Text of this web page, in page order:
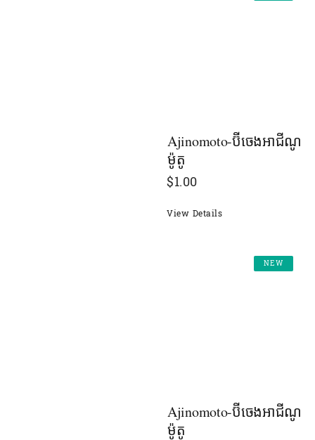
Ajinomoto-ប៊ីចេងអាជីណូ
ម៉ូតូ
$1.00
View Details
NEW
Ajinomoto-ប៊ីចេងអាជីណូ
ម៉ូតូ